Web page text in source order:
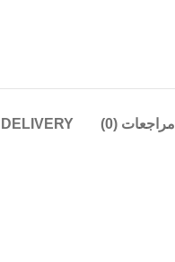
مراجعات (0)